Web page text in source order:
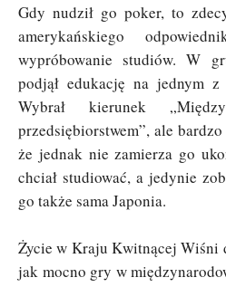
Gdy nudził go poker, to
amerykańskiego
wypróbowanie studiów. W
podjął edukację na jednym
Wybrał kierunek
przedsiębiorstwem”, ale
że jednak nie zamierza go
chciał studiować, a jedynie
go także sama Japonia.
Życie w Kraju Kwitnącej Wiśni
jak mocno gry w